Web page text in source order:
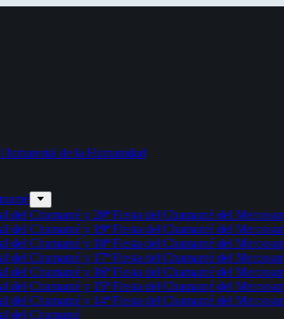
Inmaterial de la Humanidad
del Chamamé y 20ª Fiesta del Chamamé del Mercosur
del Chamamé y 19ª Fiesta del Chamamé del Mercosur
del Chamamé y 18ª Fiesta del Chamamé del Mercosur
del Chamamé y 17ª Fiesta del Chamamé del Mercosur
del Chamamé y 16ª Fiesta del Chamamé del Mercosur
del Chamamé y 15ª Fiesta del Chamamé del Mercosur
del Chamamé y 14ª Fiesta del Chamamé del Mercosur
del Chamamé